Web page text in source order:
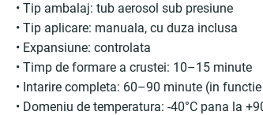
• Tip ambalaj: tub aerosol sub presiune
• Tip aplicare: manuala, cu duza inclusa
• Expansiune: controlata
• Timp de formare a crustei: 10–15 minute
• Intarire completa: 60–90 minute (in
• Domeniu de temperatura: -40°C pana la